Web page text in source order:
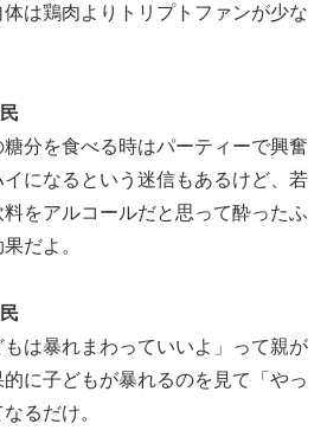
は鶏肉よりトリプトファンが少な
分を食べる時はパーティーで興奮
になるという迷信もあるけど、若
をアルコールだと思って酔ったふ
だよ。
もは暴れまわっていいよ」って親が
に子どもが暴れるのを見て「やっ
るだけ。